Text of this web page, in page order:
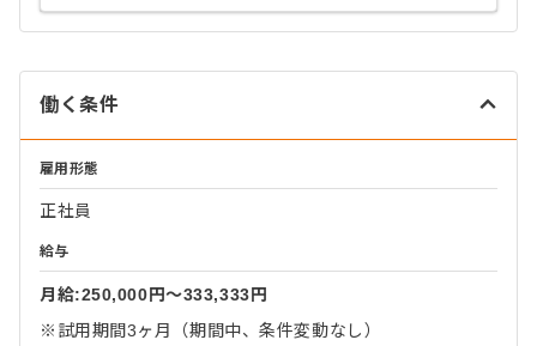
働く条件
雇用形態
正社員
給与
月給:250,000円〜333,333円
※試用期間3ヶ月（期間中、条件変動なし）